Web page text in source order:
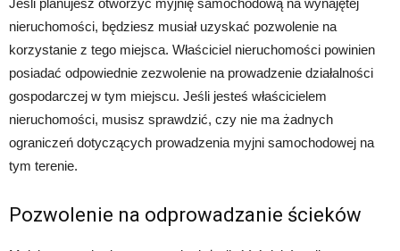
nieruchomości, będziesz musiał uzyskać pozwolenie na
korzystanie z tego miejsca. Właściciel nieruchomości powinien
posiadać odpowiednie zezwolenie na prowadzenie działalności
gospodarczej w tym miejscu. Jeśli jesteś właścicielem
nieruchomości, musisz sprawdzić, czy nie ma żadnych
ograniczeń dotyczących prowadzenia myjni samochodowej na
tym terenie.
Pozwolenie na odprowadzanie ścieków